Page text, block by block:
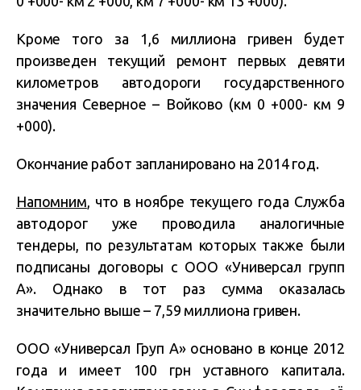
Кроме того за 1,6 миллиона гривен будет
произведен текущий ремонт первых девяти
километров автодороги государственного
значения Северное – Войково (км 0 +000- км 9
+000).
Окончание работ запланировано на 2014 год.
Напомним, что в ноябре текущего года Служба
автодорог уже проводила аналогичные
тендеры, по результатам которых также были
подписаны договоры с ООО «Универсал групп
А». Однако в тот раз сумма оказалась
значительно выше – 7,59 миллиона гривен.
ООО «Универсал Груп А» основано в конце 2012
года и имеет 100 грн уставного капитала.